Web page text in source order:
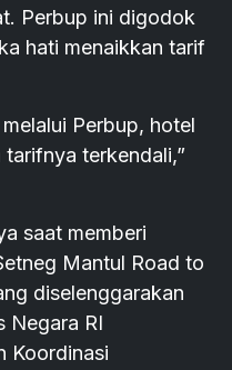
Perbup ini digodok
hati menaikkan tarif
Perbup, hotel
terkendali,”
saat memberi
Mantul Road to
diselenggarakan
Negara RI
Koordinasi